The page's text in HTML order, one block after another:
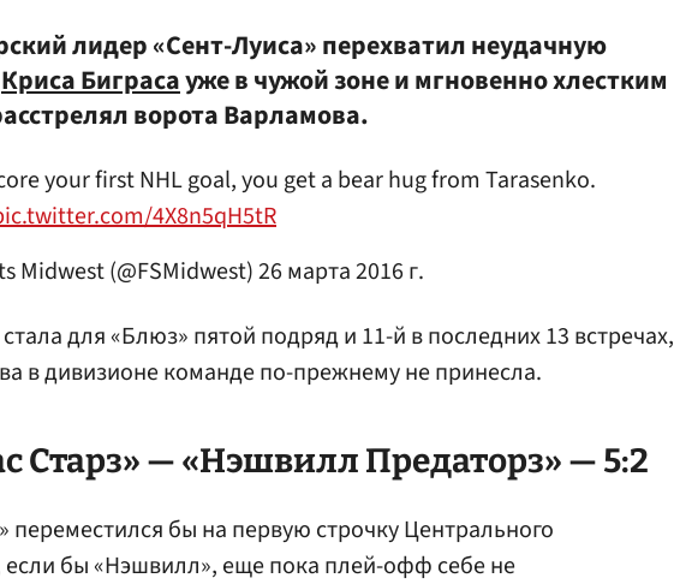
лидер «Сент-Луиса» перехватил неудачную
Криса Биграсауже в чужой зоне и мгновенно хлестким
ворота Варламова.
your first NHL goal, you get a bear hug from Tarasenko.
4X8n5qH5tR
Midwest (@FSMidwest)26 марта 2016 г.
для «Блюз» пятой подряд и 11-й в последних 13 встречах,
в дивизионе команде по-прежнему не принесла.
Старз» — «Нэшвилл Предаторз» — 5:2
переместился бы на первую строчку Центрального
если бы «Нэшвилл», еще пока плей-офф себе не